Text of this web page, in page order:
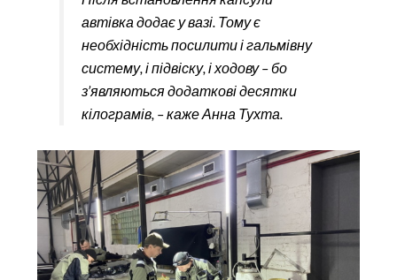
автівка додає у вазі. Тому є
необхідність посилити і гальмівну
систему, і підвіску, і ходову – бо
з’являються додаткові десятки
кілограмів, – каже Анна Тухта.